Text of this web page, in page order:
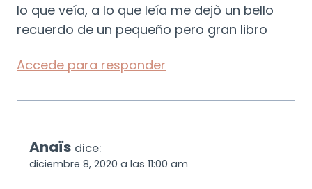
lo que veía, a lo que leía me dejò un bello
recuerdo de un pequeño pero gran libro
Accede para responder
Anaïs dice:
diciembre 8, 2020 a las 11:00 am